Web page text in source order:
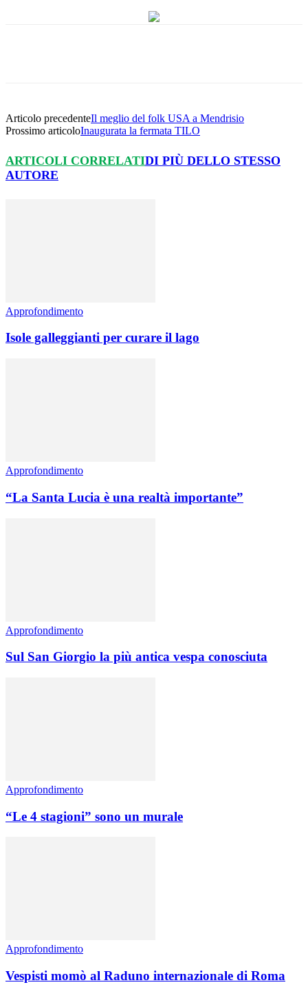
Articolo precedenteIl meglio del folk USA a Mendrisio
Prossimo articoloInaugurata la fermata TILO
ARTICOLI CORRELATIDI PIÙ DELLO STESSO
AUTORE
Approfondimento
Isole galleggianti per curare il lago
Approfondimento
“La Santa Lucia è una realtà importante”
Approfondimento
Sul San Giorgio la più antica vespa conosciuta
Approfondimento
“Le 4 stagioni” sono un murale
Approfondimento
Vespisti momò al Raduno internazionale di Roma